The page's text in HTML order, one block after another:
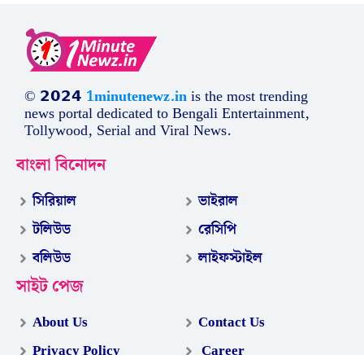
© 𝟮𝟬𝟮𝟰 1minutenewz.inis the most trending
news portal dedicated to Bengali Entertainment,
Tollywood, Serial and Viral News.
বাংলা বিনোদন
সিরিয়াল
টলিউড
বলিউড
ভাইরাল
রেসিপি
লাইফস্টাইল
সাইট পেজ
About Us
Contact Us